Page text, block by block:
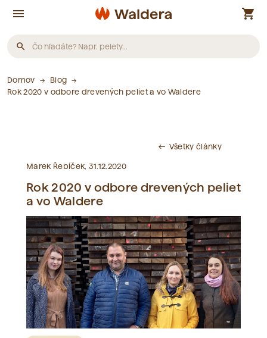
menu shopping_cart
search
Produkty
Neboli nájdené žiadne články.
Slovník pojmov
Neboli nájdené žiadne pojmy.
Zobraziť všetko
Domov
Blog
Rok 2020 v odbore drevených peliet a vo Waldere
west Všetky články
Marek Řebíček, 31.12.2020
Rok 2020 v odbore drevených peliet
a vo Waldere